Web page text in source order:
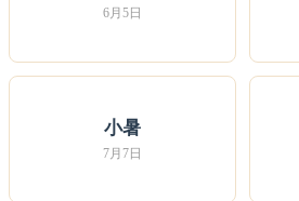
6月5日
小暑
7月7日